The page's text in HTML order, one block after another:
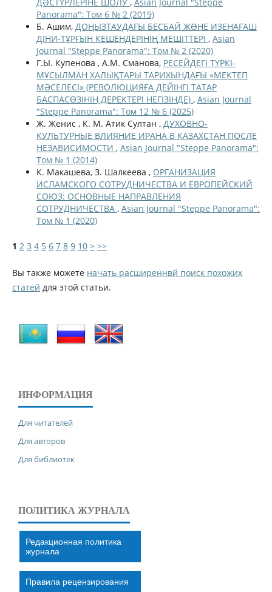
Panorama": Том 6 № 2 (2019)
Б. Ашим, ДОҢЫЗТАУДАҒЫ БЕСБАЙ ЖƏНЕ ИЗЕНАҒАШ
ДІНИ-ТҰРҒЫН КЕШЕНДЕРІНІҢ МЕШІТТЕРІ , Asian
Journal "Steppe Panorama": Том № 2 (2020)
Г.Ы. Купенова , А.М. Сманова, РЕСЕЙДЕГІ ТҮРКІ-
МҰСЫЛМАН ХАЛЫҚТАРЫ ТАРИХЫНДАҒЫ «МЕКТЕП
МӘСЕЛЕСІ» (РЕВОЛЮЦИЯҒА ДЕЙІНГІ ТАТАР
БАСПАСӨЗІНІҢ ДЕРЕКТЕРІ НЕГІЗІНДЕ) , Asian Journal
"Steppe Panorama": Том 12 № 6 (2025)
Ж. Женис , К. М. Атик Султан , ДУХОВНО-
КУЛЬТУРНЫЕ ВЛИЯНИЕ ИРАНА В КАЗАХСТАН ПОСЛЕ
НЕЗАВИСИМОСТИ , Asian Journal "Steppe Panorama":
Том № 1 (2014)
К. Макашева, З. Шалкеева , ОРГАНИЗАЦИЯ
ИСЛАМСКОГО СОТРУДНИЧЕСТВА И ЕВРОПЕЙСКИЙ
СОЮЗ: ОСНОВНЫЕ НАПРАВЛЕНИЯ
СОТРУДНИЧЕСТВА , Asian Journal "Steppe Panorama":
Том № 1 (2020)
1 2 3 4 5 6 7 8 9 10 > >>
Вы также можете начать расширеннвй поиск похожих
статей для этой статьи.
ИНФОРМАЦИЯ
Для читателей
Для авторов
Для библиотек
ПОЛИТИКА ЖУРНАЛА
Редакционная политика
журнала
Правила рецензирования